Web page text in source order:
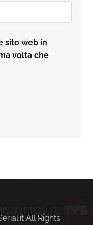
sito web in
volta che
All Rights